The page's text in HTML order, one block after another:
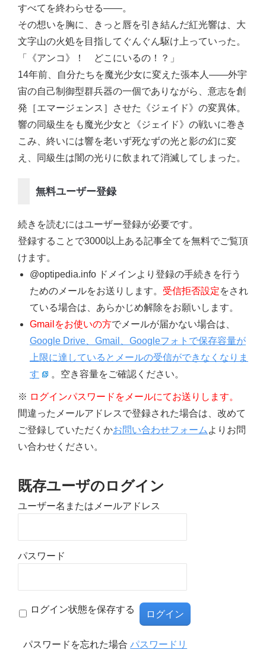
すべてを終わらせる——。
その想いを胸に、きっと唇を引き結んだ紅光響は、大
文字山の火処を目指してぐんぐん駆け上っていった。
「《アンコ》！ どこにいるの！？」
14年前、自分たちを魔光少女に変えた張本人——外宇
宙の自己制御型群兵器の一個でありながら、意志を創
発［エマージェンス］させた《ジェイド》の変異体。
響の同級生をも魔光少女と《ジェイド》の戦いに巻き
こみ、終いには響を老いず死なずの光と影の幻に変
え、同級生は闇の光りに飲まれて消滅してしまった。
無料ユーザー登録
続きを読むにはユーザー登録が必要です。
登録することで3000以上ある記事全てを無料でご覧頂
けます。
@optipedia.info ドメインより登録の手続きを行う
ためのメールをお送りします。 受信拒否設定をされ
ている場合は、あらかじめ解除をお願いします。
Gmailをお使いの方でメールが届かない場合は、
Google Drive、Gmail、Googleフォトで保存容量が
上限に達しているとメールの受信ができなくなりま
す
。空き容量をご確認ください。
※ ログインパスワードをメールにてお送りします。
間違ったメールアドレスで登録された場合は、改めて
ご登録していただくかお問い合わせフォーム よりお問
い合わせください。
既存ユーザのログイン
ユーザー名またはメールアドレス
パスワード
ログイン状態を保存する
パスワードを忘れた場合パスワードリ